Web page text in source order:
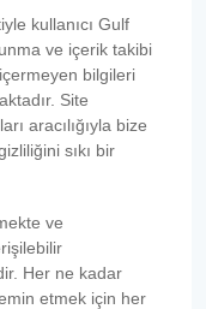
kullanıcı Gulf
ve içerik takibi
bilgileri
Site
aracılığıyla bize
sıkı bir
ve
Her ne kadar
etmek için her